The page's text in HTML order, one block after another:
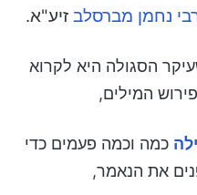
בי נחמן מברסלב זיע"א.
הסגולה היא לקרוא
המילים,
כמה וכמה פעמים כדי
את הנאמר,